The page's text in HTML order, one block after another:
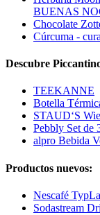
BUENAS
Chocolate
Cúrcuma -
Descubre
TEEKANNE
Botella
STAUD‘S
Pebbly Set de
alpro Bebida
Productos nuevos:
Nescafé
Sodastream